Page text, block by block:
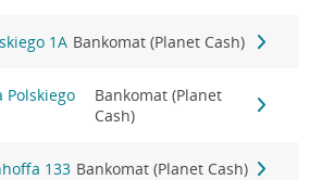
1A Bankomat (Planet Cash)
Polskiego
Bankomat (Planet
Cash)
133 Bankomat (Planet Cash)